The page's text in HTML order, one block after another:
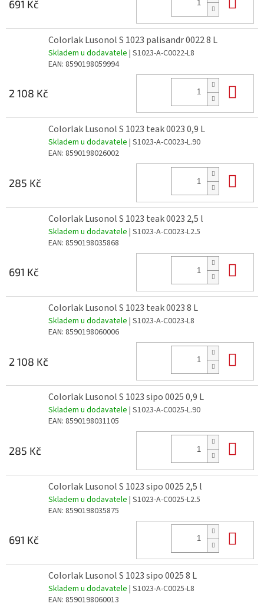
691 Kč
Colorlak Lusonol S 1023 palisandr 0022 8 L
Skladem u dodavatele | S1023-A-C0022-L8
EAN: 8590198059994
2 108 Kč
Colorlak Lusonol S 1023 teak 0023 0,9 L
Skladem u dodavatele | S1023-A-C0023-L.90
EAN: 8590198026002
285 Kč
Colorlak Lusonol S 1023 teak 0023 2,5 l
Skladem u dodavatele | S1023-A-C0023-L2.5
EAN: 8590198035868
691 Kč
Colorlak Lusonol S 1023 teak 0023 8 L
Skladem u dodavatele | S1023-A-C0023-L8
EAN: 8590198060006
2 108 Kč
Colorlak Lusonol S 1023 sipo 0025 0,9 L
Skladem u dodavatele | S1023-A-C0025-L.90
EAN: 8590198031105
285 Kč
Colorlak Lusonol S 1023 sipo 0025 2,5 l
Skladem u dodavatele | S1023-A-C0025-L2.5
EAN: 8590198035875
691 Kč
Colorlak Lusonol S 1023 sipo 0025 8 L
Skladem u dodavatele | S1023-A-C0025-L8
EAN: 8590198060013